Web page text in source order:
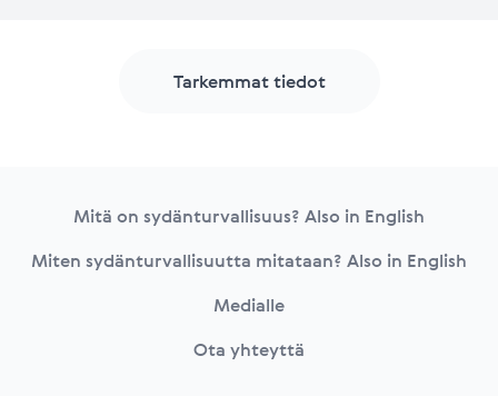
Tarkemmat tiedot
Mitä on sydänturvallisuus? Also in English
Miten sydänturvallisuutta mitataan? Also in English
Medialle
Ota yhteyttä